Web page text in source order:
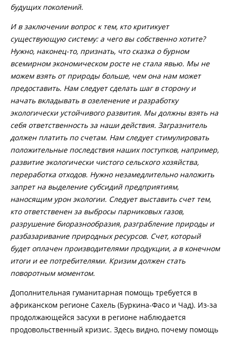
будущих поколений.
И в заключении вопрос к тем, кто критикует
существующую систему: а чего вы собственно хотите?
Нужно, наконец-то, признать, что сказка о бурном
всемирном экономическом росте не стала явью. Мы не
можем взять от природы больше, чем она нам может
предоставить. Нам следует сделать шаг в сторону и
начать вкладывать в озеленение и разработку
экологически устойчивого развития. Мы должны взять на
себя ответственность за наши действия. Загразнитель
должен платить по счетам. Нам следует стимулировать
положительные последствия наших поступков, например,
развитие экологически чистого сельского хозяйства,
переработка отходов. Нужно незамедлительно наложить
запрет на выделение субсидий предприятиям,
наносящим урон экологии. Следует выставить счет тем,
кто ответственен за выбросы парниковых газов,
разрушение биоразнообразия, разграбление природы и
разбазаривание природных ресурсов. Счет, который
будет оплачен производителями продукции, а в конечном
итоги и ее потребителями. Кризим должен стать
поворотным моментом.
Дополнительная гуманитарная помощь требуется в
африканском регионе Сахель (Буркина-Фасо и Чад). Из-за
продолжающейся засухи в регионе наблюдается
продовольственный кризис. Здесь видно, почему помощь